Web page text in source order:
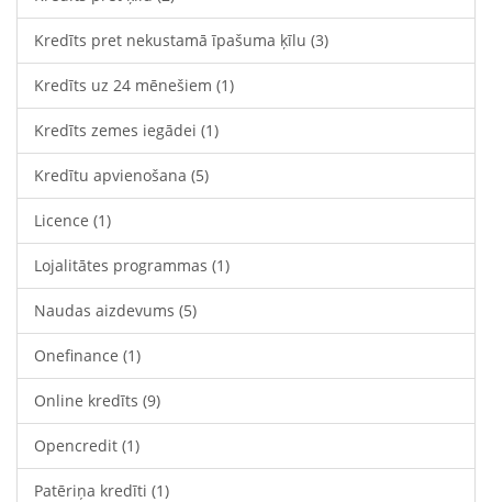
Kredīts pret nekustamā īpašuma ķīlu (3)
Kredīts uz 24 mēnešiem (1)
Kredīts zemes iegādei (1)
Kredītu apvienošana (5)
Licence (1)
Lojalitātes programmas (1)
Naudas aizdevums (5)
Onefinance (1)
Online kredīts (9)
Opencredit (1)
Patēriņa kredīti (1)